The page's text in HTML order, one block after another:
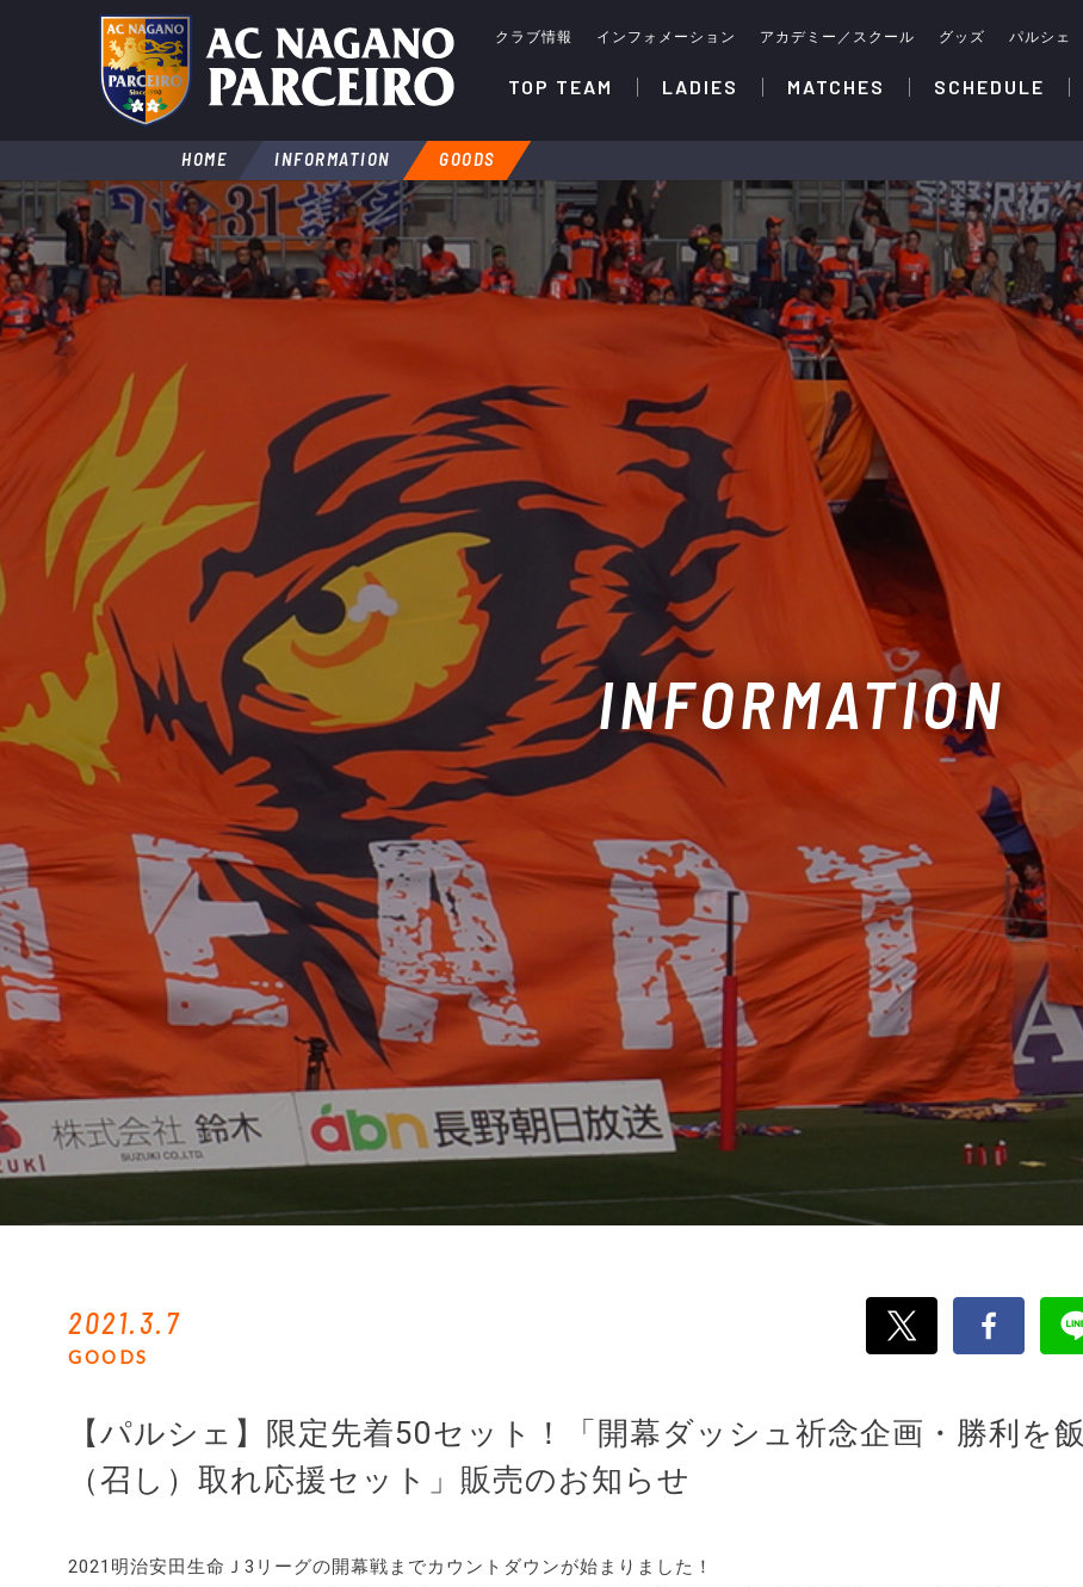
クラブ情報 インフォメーション アカデミー／スクール グッズ パルシェ
TOP TEAM LADIES MATCHES SCHEDULE
HOME INFORMATION GOODS
INFORMATION
2021.3.7
GOODS
【パルシェ】限定先着50セット！「開幕ダッシュ祈念企画・勝利を飯
（召し）取れ応援セット」販売のお知らせ
2021明治安田生命Ｊ3リーグの開幕戦までカウントダウンが始まりました！